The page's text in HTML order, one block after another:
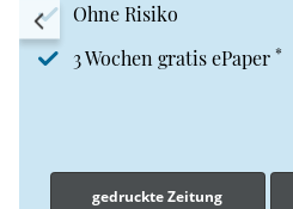
Ohne Risiko
3 Wochen gratis ePaper *
gedruckte Zeitung